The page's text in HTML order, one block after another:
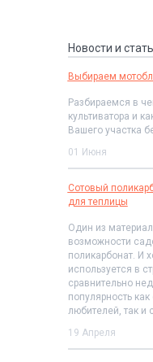
Новости и
Выбираем
Разбираемся в
культиватора и
Вашего участка
01 Июня
Сотовый
для теплицы
Один из
возможности
поликарбонат. И
используется в
сравнительно
популярность
любителей, так и
19 Апреля